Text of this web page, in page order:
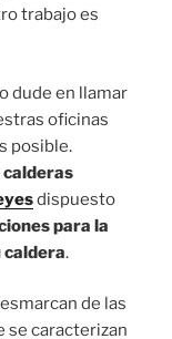
trabajo es
dude en llamar
oficinas
posible.
dispuesto
para la
.
de las
se caracterizan